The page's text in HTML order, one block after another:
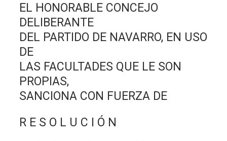
EL HONORABLE CONCEJO
DELIBERANTE
DEL PARTIDO DE NAVARRO, EN USO
DE
LAS FACULTADES QUE LE SON
PROPIAS,
SANCIONA CON FUERZA DE
R E S O L U C I Ó N